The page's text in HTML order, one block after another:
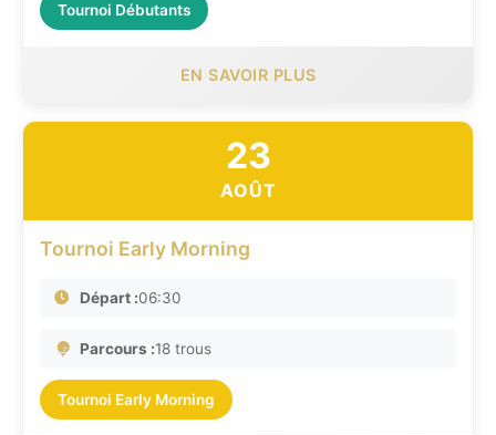
Tournoi Débutants
EN SAVOIR PLUS
23
AOÛT
Tournoi Early Morning
Départ :06:30
Parcours :18 trous
Tournoi Early Morning